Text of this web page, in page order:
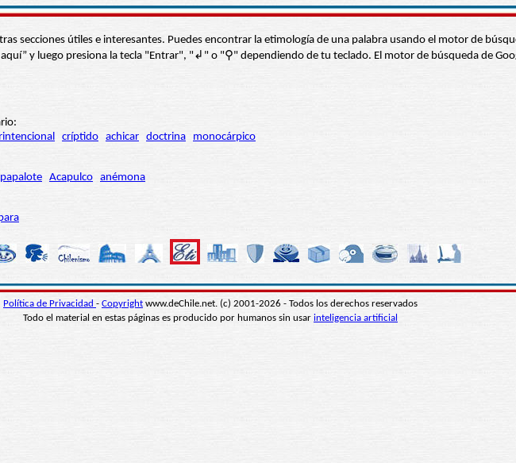
secciones útiles e interesantes. Puedes encontrar la etimología de una palabra usando el motor de
aquí” y luego presiona la tecla "Entrar", "↲" o "⚲" dependiendo de tu teclado. El motor de búsqueda de
críptido achicar doctrina monocárpico
papalote Acapulco anémona
Política de Privacidad - Copyright www.deChile.net. (c) 2001-2026 - Todos los derechos reservados
Todo el material en estas páginas es producido por humanos sin usar inteligencia artificial